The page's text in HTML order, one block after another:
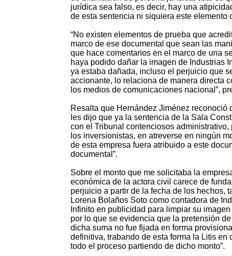
jurídica sea falso, es decir, hay una
de esta sentencia ni siquiera este elemento
“No existen elementos de prueba que
marco de ese documental que sean las
que hace comentarios en el marco de una
haya podido dañar la imagen de Industrias
ya estaba dañada, incluso el perjuicio que
accionante, lo relaciona de manera directa
los medios de comunicaciones nacional”,
Resalta que Hernández Jiménez reconoció
les dijo que ya la sentencia de la Sala
con el Tribunal contenciosos
los inversionistas, en atreverse en ningún
de esta empresa fuera atribuido a este
documental”.
Sobre el monto que me solicitaba la
económica de la actora civil carece de
perjuicio a partir de la fecha de los hechos,
Lorena Bolaños Soto como contadora de
Infinito en publicidad para limpiar su
por lo que se evidencia que la pretensión
dicha suma no fue fijada en forma
definitiva, trabando de esta forma la Litis
todo el proceso partiendo de dicho monto”.